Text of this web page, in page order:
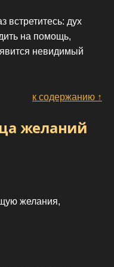
встретитесь: дух
на помощь,
невидимый
к содержанию ↑
желаний
желания,